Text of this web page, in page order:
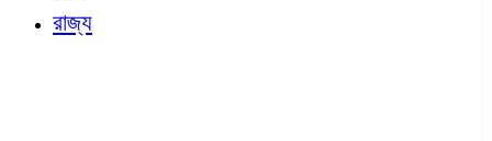
রাজ্য